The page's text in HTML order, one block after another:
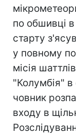
по обшивці
старту
у повному
місія
"Колумбія" в
човник
входу в